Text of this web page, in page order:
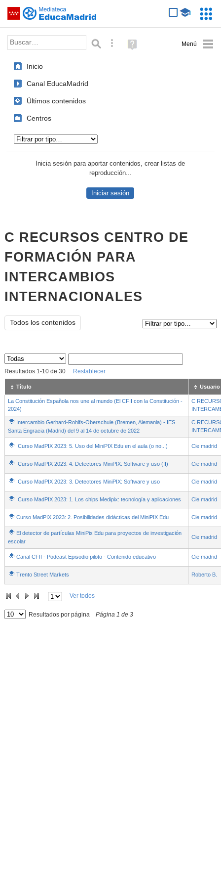
Saltar navegación
Palabra o frase: Búsqueda avanzada
Ayuda
(en
Inicio
Canal EducaMadrid
Últimos contenidos
Centros
Inicia sesión para aportar contenidos, crear listas de
reproducción...
Iniciar sesión
C RECURSOS CENTRO DE
FORMACIÓN PARA
INTERCAMBIOS
INTERNACIONALES
Todos los contenidos
Sus archivos
Resultados 1 -10de 30 Restablecer
Título Usuario
La Constitución Española nos une al mundo (El CFII con la Constitución -
2024)
C
Intercambio Gerhard-Rohlfs-Oberschule (Bremen, Alemania) - IES
Santa Engracia (Madrid) del 9 al 14 de octubre de 2022
C
Curso MadPIX 2023: 5. Uso del MiniPIX Edu en el aula (o no...) Cie madrid
Curso MadPIX 2023: 4. Detectores MiniPIX: Software y uso (II) Cie madrid
Curso MadPIX 2023: 3. Detectores MiniPIX: Software y uso Cie madrid
Curso MadPIX 2023: 1. Los chips Medipix: tecnología y aplicaciones Cie madrid
Curso MadPIX 2023: 2. Posibilidades didácticas del MiniPIX Edu Cie madrid
El detector de partículas MiniPix Edu para proyectos de investigación
escolar
Cie madrid
Canal CFII - Podcast Episodio piloto - Contenido educativo Cie madrid
Trento Street Markets Roberto B.
Ver todos
Resultados por página Página 1 de 3